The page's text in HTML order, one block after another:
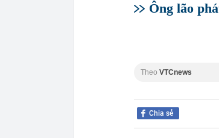
Ông lão
Theo VTCnews
Chia sẻ